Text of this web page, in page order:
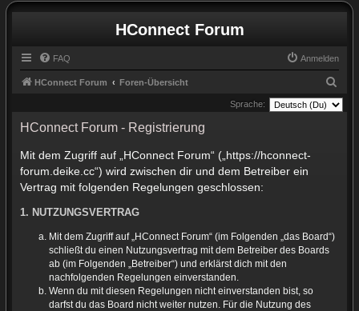
HConnect Forum
FAQ Anmelden
HConnect Forum Foren-Übersicht
u
Sprache:
HConnect Forum - Registrierung
Mit dem Zugriff auf „HConnect Forum“ („https://hconnect-
forum.deike.cc“) wird zwischen dir und dem Betreiber ein
Vertrag mit folgenden Regelungen geschlossen:
1. NUTZUNGSVERTRAG
Mit dem Zugriff auf „HConnect Forum“ (im Folgenden „das Board“)
schließt du einen Nutzungsvertrag mit dem Betreiber des Boards
ab (im Folgenden „Betreiber“) und erklärst dich mit den
nachfolgenden Regelungen einverstanden.
Wenn du mit diesen Regelungen nicht einverstanden bist, so
darfst du das Board nicht weiter nutzen. Für die Nutzung des